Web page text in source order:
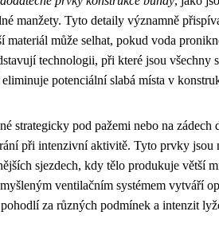
manžety. Tyto detaily významně
materiál může selhat, pokud voda
technologii, při které jsou všechny
potenciální slabá místa v
strategicky pod pažemi nebo na zádech
při intenzivní aktivitě. Tyto prvky jsou
sjezdech, kdy tělo produkuje větší
ventilačním systémem vytváří
za různých podmínek a intenzit